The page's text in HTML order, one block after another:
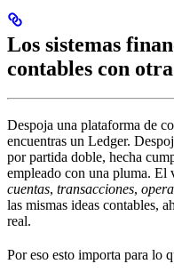
Los sistemas
contables con
Despoja una plataforma de
encuentras un Ledger.
por partida doble, hecha
empleado con una pluma.
cuentas, transacciones,
las mismas ideas contables,
real.
Por eso esto importa para lo